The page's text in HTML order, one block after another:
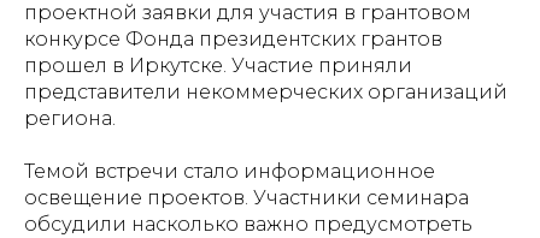
проектной заявки для участия в грантовом
конкурсе Фонда президентских грантов
прошел в Иркутске. Участие приняли
представители некоммерческих организаций
региона.
Темой встречи стало информационное
освещение проектов. Участники семинара
обсудили насколько важно предусмотреть